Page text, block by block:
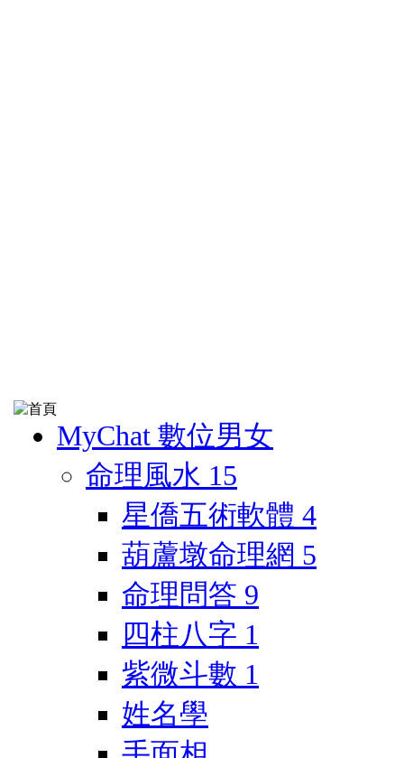
MyChat 數位男女
命理風水 15
星僑五術軟體 4
葫蘆墩命理網 5
命理問答 9
四柱八字 1
紫微斗數 1
姓名學